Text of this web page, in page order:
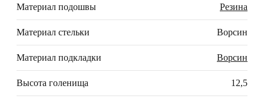
Материал подошвы Резина
Материал стельки Ворсин
Материал подкладки Ворсин
Высота голенища 12,5